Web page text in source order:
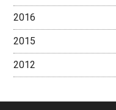
2016
2015
2012